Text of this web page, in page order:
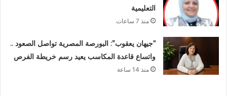
التعليمية
منذ 7 ساعات
“جيهان يعقوب”: البورصة المصرية تواصل الصعود ..
واتساع قاعدة المكاسب يعيد رسم خريطة الفرص
منذ 14 ساعة